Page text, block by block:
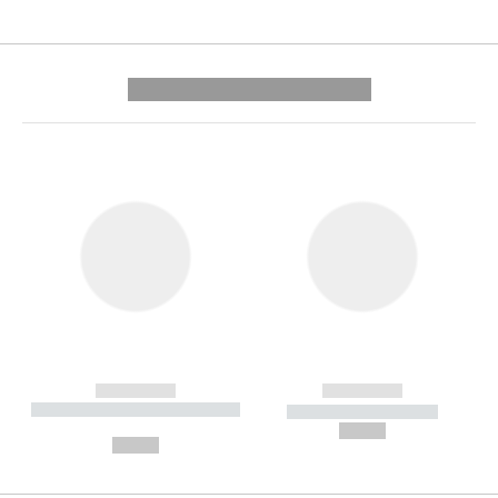
------------
----------- ----------- --------
------------
----------- -----------